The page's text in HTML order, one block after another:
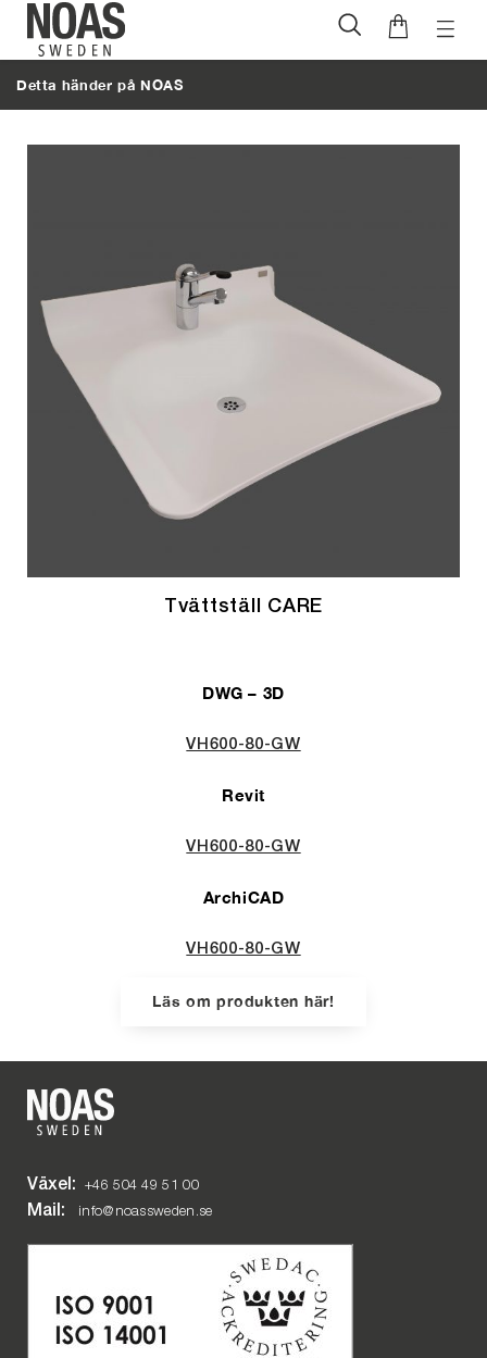
Hoppa
innehåll
Detta händer på NOAS
Tvättställ CARE
DWG – 3D
VH600-80-GW
Revit
VH600-80-GW
ArchiCAD
VH600-80-GW
Läs om produkten här!
Växel: +46 504 49 51 00
Mail: info@noassweden.se